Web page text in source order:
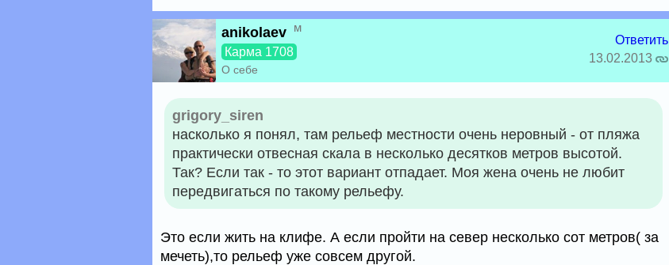
anikolaev м
Карма 1708
О себе
Ответить
13.02.2013
grigory_siren
насколько я понял, там рельеф местности очень неровный - от пляжа
практически отвесная скала в несколько десятков метров высотой.
Так? Если так - то этот вариант отпадает. Моя жена очень не любит
передвигаться по такому рельефу.
Это если жить на клифе. А если пройти на север несколько сот метров( за
мечеть),то рельеф уже совсем другой.